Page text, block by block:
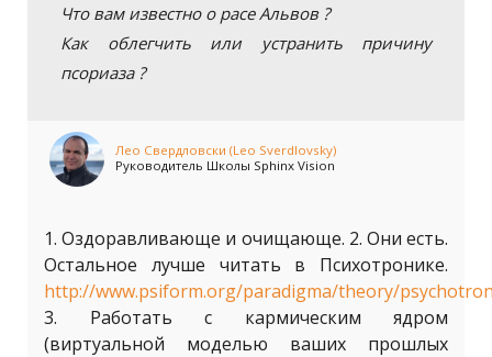
Что вам известно о расе Альвов ?
Как облегчить или устранить причину
псориаза ?
Лео Свердловски (Leo Sverdlovsky)
Руководитель Школы Sphinx Vision
1. Оздоравливающе и очищающе. 2. Они есть.
Остальное лучше читать в Психотронике.
http://www.psiform.org/paradigma/theory/
3. Работать с кармическим ядром
(виртуальной моделью ваших прошлых